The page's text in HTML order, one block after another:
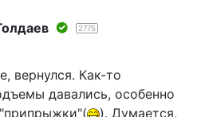
2775
вернулся. Как-то
давались, особенно
). Думается,